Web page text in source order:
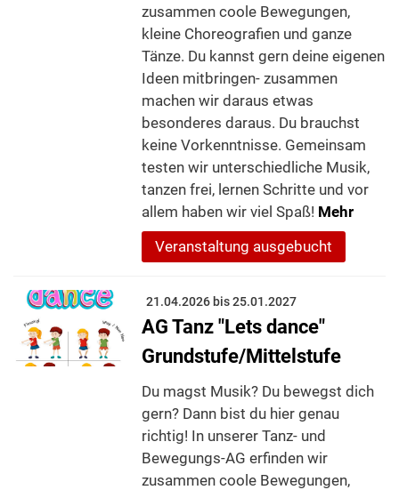
zusammen coole Bewegungen,
kleine Choreografien und ganze
Tänze. Du kannst gern deine eigenen
Ideen mitbringen- zusammen
machen wir daraus etwas
besonderes daraus. Du brauchst
keine Vorkenntnisse. Gemeinsam
testen wir unterschiedliche Musik,
tanzen frei, lernen Schritte und vor
allem haben wir viel Spaß! Mehr
Veranstaltung ausgebucht
21.04.2026 bis 25.01.2027
AG Tanz "Lets dance"
Grundstufe/Mittelstufe
Du magst Musik? Du bewegst dich
gern? Dann bist du hier genau
richtig! In unserer Tanz- und
Bewegungs-AG erfinden wir
zusammen coole Bewegungen,